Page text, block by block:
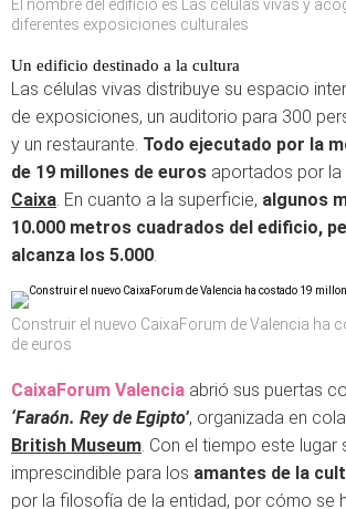
El nombre del edificio es Las células vivas y
diferentes exposiciones culturales
Un edificio destinado a la cultura
Las células vivas distribuye su espacio
de exposiciones, un auditorio para 300
y un restaurante. Todo ejecutado por la
de 19 millones de euros aportados por la
Caixa. En cuanto a la superficie, algunos
10.000 metros cuadrados del edificio,
alcanza los 5.000.
Construir el nuevo CaixaForum de Valencia ha
de euros
CaixaForum Valencia abrió sus puertas
‘Faraón. Rey de Egipto’, organizada en
British Museum. Con el tiempo este lugar
imprescindible para los amantes de la
por la filosofía de la entidad, por cómo se